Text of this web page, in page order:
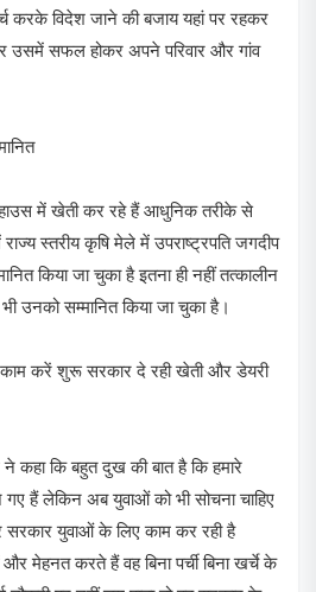
करके विदेश जाने की बजाय यहां पर रहकर
उसमें सफल होकर अपने परिवार और गांव
में खेती कर रहे हैं आधुनिक तरीके से
स्तरीय कृषि मेले में उपराष्ट्रपति जगदीप
किया जा चुका है इतना ही नहीं तत्कालीन
उनको सम्मानित किया जा चुका है।
करें शुरू सरकार दे रही खेती और डेयरी
ने कहा कि बहुत दुख की बात है कि हमारे
हैं लेकिन अब युवाओं को भी सोचना चाहिए
सरकार युवाओं के लिए काम कर रही है
मेहनत करते हैं वह बिना पर्ची बिना खर्चे के